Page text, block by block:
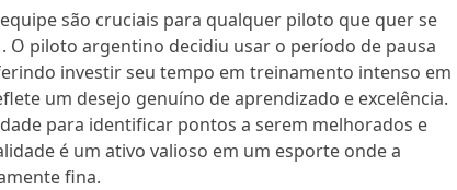
são cruciais para qualquer piloto que quer se
piloto argentino decidiu usar o período de pausa
investir seu tempo em treinamento intenso em
um desejo genuíno de aprendizado e excelência.
para identificar pontos a serem melhorados e
é um ativo valioso em um esporte onde a
fina.